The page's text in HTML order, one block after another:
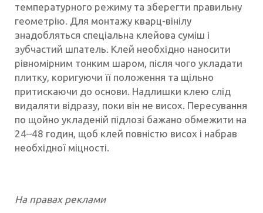
температурного режиму та зберегти правильну
геометрію. Для монтажу кварц-вінілу
знадобляться спеціальна клейова суміш і
зубчастий шпатель. Клей необхідно наносити
рівномірним тонким шаром, після чого укладати
плитку, коригуючи її положення та щільно
притискаючи до основи. Надлишки клею слід
видаляти відразу, поки він не висох. Пересування
по щойно укладеній підлозі бажано обмежити на
24–48 годин, щоб клей повністю висох і набрав
необхідної міцності.
На правах реклами